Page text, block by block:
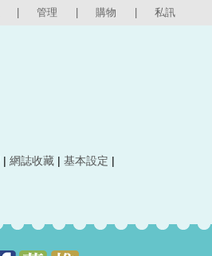
管理 購物 私訊
| 網誌收藏 | 基本設定 |